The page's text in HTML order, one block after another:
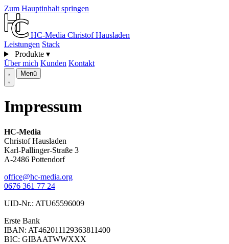
Zum Hauptinhalt springen
HC-Media Christof Hausladen
Leistungen Stack
Produkte ▾
Über mich Kunden Kontakt
Menü
Impressum
HC-Media
Christof Hausladen
Karl-Pallinger-Straße 3
A-2486 Pottendorf
office@hc-media.org
0676 361 77 24
UID-Nr.: ATU65596009
Erste Bank
IBAN: AT462011129363811400
BIC: GIBAATWWXXX